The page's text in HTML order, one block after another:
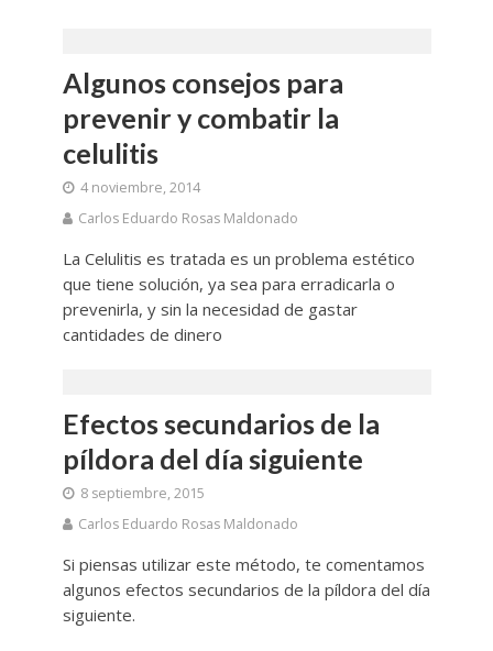
Algunos consejos para
prevenir y combatir la
celulitis
4 noviembre, 2014
Carlos Eduardo Rosas Maldonado
La Celulitis es tratada es un problema estético
que tiene solución, ya sea para erradicarla o
prevenirla, y sin la necesidad de gastar
cantidades de dinero
Efectos secundarios de la
píldora del día siguiente
8 septiembre, 2015
Carlos Eduardo Rosas Maldonado
Si piensas utilizar este método, te comentamos
algunos efectos secundarios de la píldora del día
siguiente.